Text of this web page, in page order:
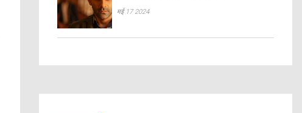
मई 17 2024